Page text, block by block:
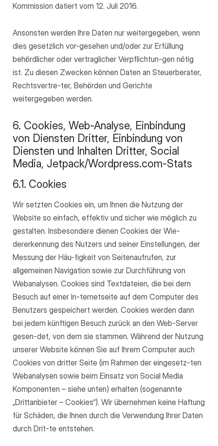
Kommission datiert vom 12. Juli 2016.
Ansonsten werden Ihre Daten nur weitergegeben, wenn
dies gesetzlich vor-gesehen und/oder zur Erfüllung
behördlicher oder vertraglicher Verpflichtun-gen nötig
ist. Zu diesen Zwecken können Daten an Steuerberater,
Rechtsvertre-ter, Behörden und Gerichte
weitergegeben werden.
6. Cookies, Web-Analyse, Einbindung
von Diensten Dritter, Einbindung von
Diensten und Inhalten Dritter, Social
Media, Jetpack/Wordpress.com-Stats
6.1. Cookies
Wir setzten Cookies ein, um Ihnen die Nutzung der
Website so einfach, effektiv und sicher wie möglich zu
gestalten. Insbesondere dienen Cookies der Wie-
dererkennung des Nutzers und seiner Einstellungen, der
Messung der Häu-figkeit von Seitenaufrufen, zur
allgemeinen Navigation sowie zur Durchführung von
Webanalysen. Cookies sind Textdateien, die bei dem
Besuch auf einer In-ternetseite auf dem Computer des
Benutzers gespeichert werden. Cookies werden dann
bei jedem künftigen Besuch zurück an den Web-Server
gesen-det, von dem sie stammen. Während der Nutzung
unserer Website können Sie auf Ihrem Computer auch
Cookies von dritter Seite (im Rahmen der eingesetz-ten
Webanalysen sowie beim Einsatz von Social Media
Komponenten – siehe unten) erhalten (sogenannte
„Drittanbieter – Cookies“). Wir übernehmen keine Haftung
für Schäden, die Ihnen durch die Verwendung Ihrer Daten
durch Drit-te entstehen.